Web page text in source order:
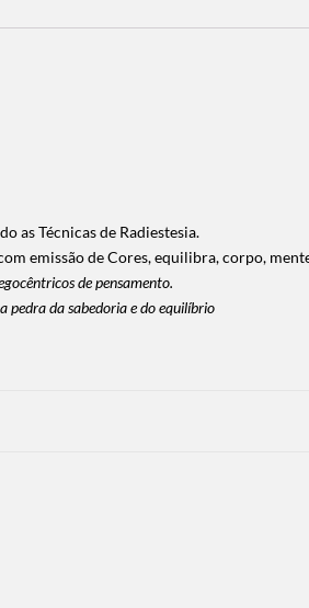
as Técnicas de Radiestesia.
emissão de Cores, equilibra, corpo,
de pensamento.
pedra da sabedoria e do equilíbrio